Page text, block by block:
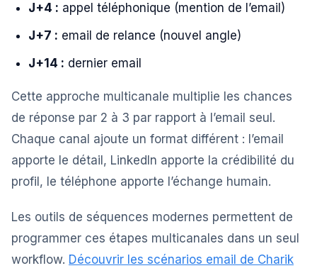
J+4 : appel téléphonique (mention de l’email)
J+7 : email de relance (nouvel angle)
J+14 : dernier email
Cette approche multicanale multiplie les chances
de réponse par 2 à 3 par rapport à l’email seul.
Chaque canal ajoute un format différent : l’email
apporte le détail, LinkedIn apporte la crédibilité du
profil, le téléphone apporte l’échange humain.
Les outils de séquences modernes permettent de
programmer ces étapes multicanales dans un seul
workflow. Découvrir les scénarios email de Charik